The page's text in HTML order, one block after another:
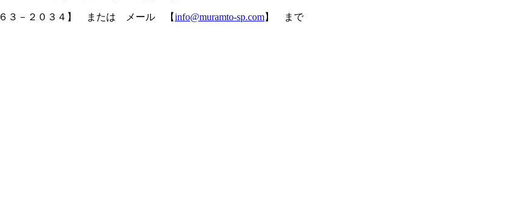
３－２０３４】 または メール 【info@muramto-sp.com】 まで